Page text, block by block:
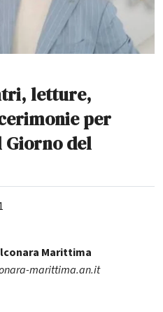
letture,
per
del
Marittima
marittima.an.it